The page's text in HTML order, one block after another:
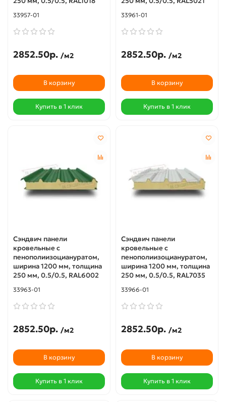
33957-01
2852.50р. /м2
В корзину
Купить в 1 клик
33961-01
2852.50р. /м2
В корзину
Купить в 1 клик
Сэндвич панели
кровельные с
пенополиизоциануратом,
ширина 1200 мм, толщина
250 мм, 0.5/0.5, RAL6002
33963-01
2852.50р. /м2
В корзину
Купить в 1 клик
Сэндвич панели
кровельные с
пенополиизоциануратом,
ширина 1200 мм, толщина
250 мм, 0.5/0.5, RAL7035
33966-01
2852.50р. /м2
В корзину
Купить в 1 клик